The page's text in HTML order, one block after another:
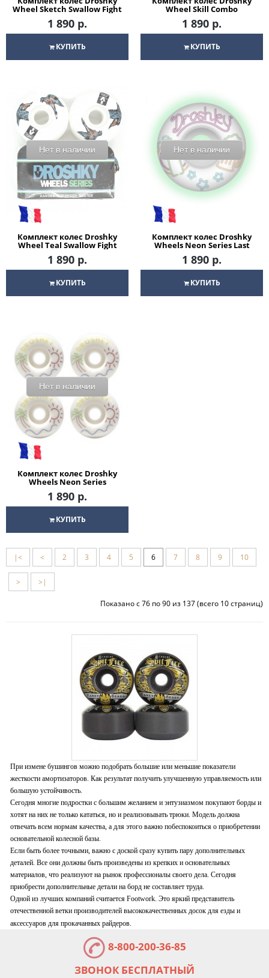
Wheel Sketch Swallow Fight
52*32 mm для скейтборда
1 890 р.
КУПИТЬ
Wheel Skill Combo
52x32mm SHR102A Round
shape для скейтборда
1 890 р.
КУПИТЬ
Нет в наличии
Комплект колес Droshky
Wheel Teal Swallow Fight
52*32 mm для скейтборда
1 890 р.
КУПИТЬ
Нет в наличии
Комплект колес Droshky
Wheels Neon Series Last
Call 101A для скейтборда
1 890 р.
КУПИТЬ
Нет в наличии
Комплект колес Droshky
Wheels Neon Series
Vacation days 101A для
скейтборда
1 890 р.
КУПИТЬ
|< < 2 3 4 5 6 7 8 9 10
> >|
Показано с 76 по 90 из 137 (всего 10 страниц)
При измене бушингов можно подобрать большие или меньшие показатели
жесткости амортизаторов. Как результат получить улучшенную управляемость или
большую устойчивость.
Сегодня многие подростки с большим желанием и энтузиазмом покупают борды и
хотят на них не только кататься, но и реализовывать трюки. Модель должна
отвечать всем нормам качества, а для этого важно побеспокоиться о приобретении
основательной колесной базы.
Если быть более точными, важно с доской сразу купить пару дополнительных
деталей. Все они должны быть произведены из крепких и основательных
материалов, что реализуют на рынок профессионалы своего дела. Сегодня
приобрести дополнительные детали на борд не составляет труда.
Одной из лучших компаний считается Footwork. Это яркий представитель
отечественной ветки производителей высококачественных досок для езды и
аксессуаров для прокачанных райдеров.
8-800-200-36-85
ЗВОНОК БЕСПЛАТНЫЙ